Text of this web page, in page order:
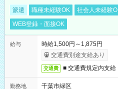
派遣 職種未経験OK 社会人未経験
WEB登録・面接OK
給与
時給1,500円～1,875円
交通費別途支給あり
交通費 ■ 交通費規定内支
勤務地
千葉市緑区